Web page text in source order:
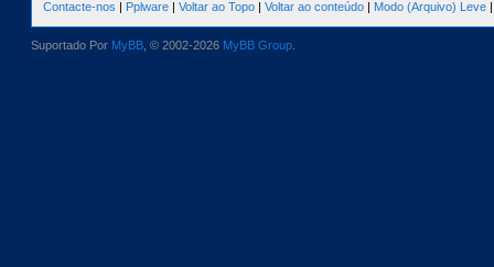
Contacte-nos | Pplware | Voltar ao Topo | Voltar ao conteúdo | Modo (Arquivo) Leve
Suportado Por MyBB , © 2002-2026 MyBB Group